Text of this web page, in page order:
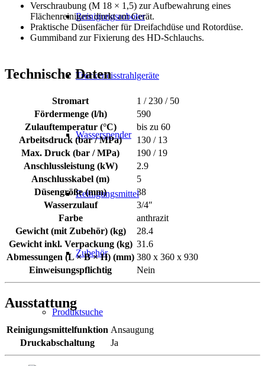
Reinigungsroboter
Trockeneisstrahlgeräte
Wasserspender
Reinigungsmittel
Zubehör
Produktsuche
Verschraubung (M 18 × 1,5) zur Aufbewahrung eines
Flächenreinigers direkt am Gerät.
Praktische Düsenfächer für Dreifachdüse und Rotordüse.
Gummiband zur Fixierung des HD-Schlauchs.
Technische Daten
Stromart
1 / 230 / 50
Fördermenge (l/h)
590
Zulauftemperatur (°C)
bis zu 60
Arbeitsdruck (bar / MPa)
130 / 13
Max. Druck (bar / MPa)
190 / 19
Anschlussleistung (kW)
2.9
Anschlusskabel (m)
5
Düsengröße (mm)
38
Wasserzulauf
3/4″
Farbe
anthrazit
Gewicht (mit Zubehör) (kg)
28.4
Gewicht inkl. Verpackung (kg) 31.6
Abmessungen (L × B × H) (mm) 380 x 360 x 930
Einweisungspflichtig
Nein
Ausstattung
Reinigungsmittelfunktion Ansaugung
Druckabschaltung
Ja